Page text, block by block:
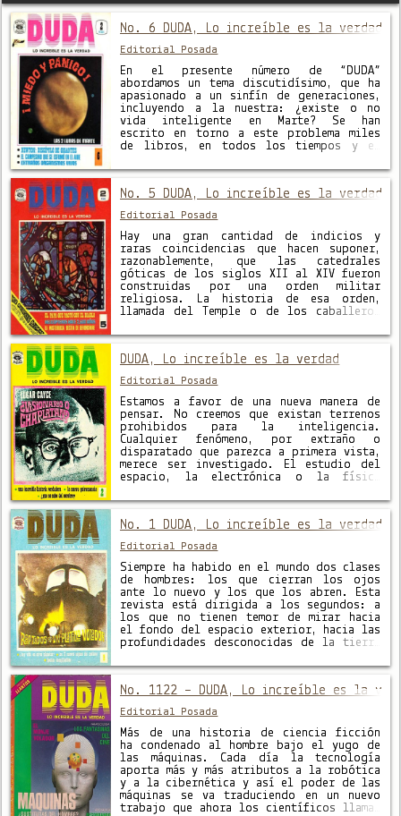
No. 6 DUDA, Lo increíble es la verdad
Editorial Posada
En el presente número de “DUDA”
abordamos un tema discutidísimo, que ha
apasionado a un sinfín de generaciones,
incluyendo a la nuestra: ¿existe o no
vida inteligente en Marte? Se han
escrito en torno a este problema miles
de libros, en todos los tiempos y en
querido …
No. 5 DUDA, Lo increíble es la verdad
Editorial Posada
Hay una gran cantidad de indicios y
raras coincidencias que hacen suponer,
razonablemente, que las catedrales
góticas de los siglos XII al XIV fueron
construidas por una orden militar
religiosa. La historia de esa orden,
llamada del Temple o de los caballeros
los misterios. Fundada por solo 5 …
DUDA, Lo increíble es la verdad
Editorial Posada
Estamos a favor de una nueva manera de
pensar. No creemos que existan terrenos
prohibidos para la inteligencia.
Cualquier fenómeno, por extraño o
disparatado que parezca a primera vista,
merece ser investigado. El estudio del
espacio, la electrónica o la física
nuestro interés como la magia, la
No. 1 DUDA, Lo increíble es la verdad
Editorial Posada
Siempre ha habido en el mundo dos clases
de hombres: los que cierran los ojos
ante lo nuevo y los que los abren. Esta
revista está dirigida a los segundos: a
los que no tienen temor de mirar hacia
el fondo del espacio exterior, hacia las
profundidades desconocidas de la tierra
No. 1122 – DUDA, Lo increíble es la
Editorial Posada
Más de una historia de ciencia ficción
ha condenado al hombre bajo el yugo de
las máquinas. Cada día la tecnología
aporta más y más atributos a la robótica
y a la cibernética y así el poder de las
máquinas se va traduciendo en un nuevo
trabajo que ahora los científicos llaman